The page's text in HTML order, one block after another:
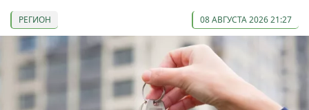
РЕГИОН 08 АВГУСТА 2026 21:27